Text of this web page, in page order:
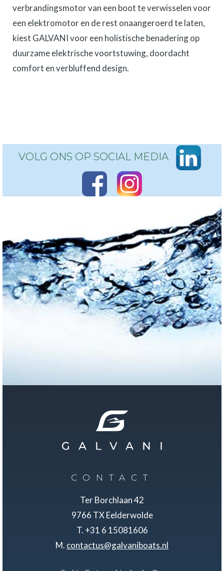
verbrandingsmotor van een boot te verwisselen voor
een elektromotor en de rest onaangeroerd te laten,
kiest GALVANI voor een holistische benadering op
duurzame elektrische voortstuwing, doordacht
comfort en verbluffend design.
VOLG ONS OP SOCIAL MEDIA
CONTACT
Ter Borchlaan 42
9766 TX Eelderwolde
T. +31 6 15081606
M. contactus@galvaniboats.nl